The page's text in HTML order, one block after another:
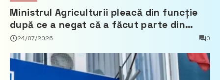
Ministrul Agriculturii pleacă din funcție
după ce a negat că a făcut parte din
Partidul Democrat
24/07/2026 0